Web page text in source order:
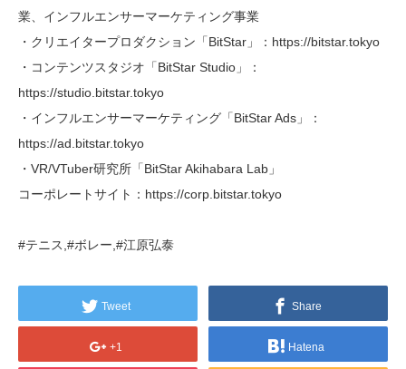
業、インフルエンサーマーケティング事業
・クリエイタープロダクション「BitStar」：https://bitstar.tokyo
・コンテンツスタジオ「BitStar Studio」：
https://studio.bitstar.tokyo
・インフルエンサーマーケティング「BitStar Ads」：
https://ad.bitstar.tokyo
・VR/VTuber研究所「BitStar Akihabara Lab」
コーポレートサイト：https://corp.bitstar.tokyo
#テニス,#ボレー,#江原弘泰
Tweet Share
+1 Hatena